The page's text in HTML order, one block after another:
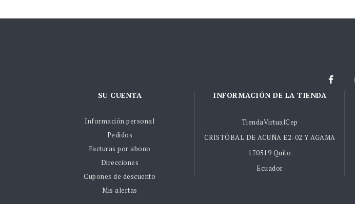
SU CUENTA
Información personal
Pedidos
Facturas por abono
Direcciones
Cupones de descuento
Mis alertas
INFORMACIÓN DE LA TIENDA
TiendaVirtualCep
CRISTÓBAL DE ACUÑA E2-02 Y AGAMA
170519 Quito
Ecuador